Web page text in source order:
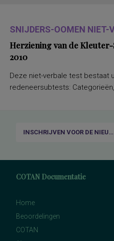
SNIJDERS-OOMEN NIET-
Herziening van de Kleuter-
2010
Deze niet-verbale test bestaat
redeneersubtests:
INSCHRIJVEN VOOR DE NIEUWSBRIEF
COTAN Documentatie
Home
Beoordelingen
COTAN